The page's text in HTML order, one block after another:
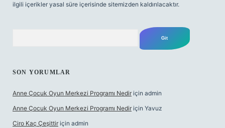
ilgili içerikler yasal süre içerisinde sitemizden kaldırılacaktır.
SON YORUMLAR
Anne Çocuk Oyun Merkezi Programı Nedir için admin
Anne Çocuk Oyun Merkezi Programı Nedir için Yavuz
Ciro Kaç Çeşittir için admin